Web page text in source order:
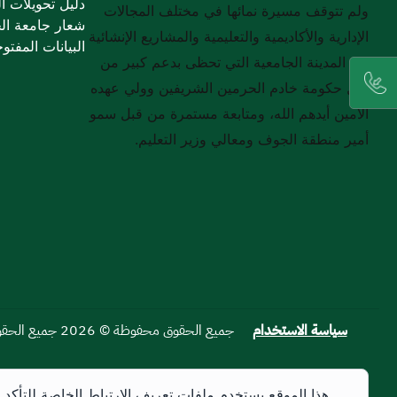
This
shortcut
activates
screen
ولم تتوقف مسيرة نمائها في مختلف المجالات
الإدارية والأكاديمية والتعليمية والمشاريع الإنشائية
في المدينة الجامعية التي تحظى بدعم كبير من
قبل حكومة خادم الحرمين الشريفين وولي عهده
الأمين أيدهم الله، ومتابعة مستمرة من قبل سمو
أمير منطقة الجوف ومعالي وزير التعليم.
دليل تحويلات
شعار جامعة
البيانات
سياسة الاستخدام جميع الحقوق محفوظة © 2026 جميع الحقوق محفوظة لجامعة الجوف